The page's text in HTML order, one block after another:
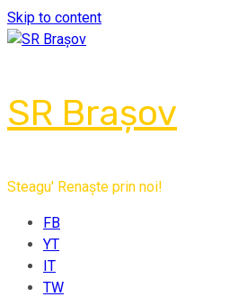
Skip to content
SR Brașov
Steagu' Renaște prin noi!
FB
YT
IT
TW